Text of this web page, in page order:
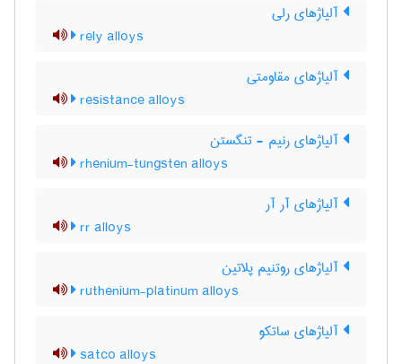
آلیاژهای رلی
rely alloys
آلیاژهای مقاومتی
resistance alloys
آلیاژهای رنیم - تنگستن
rhenium-tungsten alloys
آلیاژهای آر آر
rr alloys
آلیاژهای روتنیم پلاتین
ruthenium-platinum alloys
آلیاژهای ساتکو
satco alloys